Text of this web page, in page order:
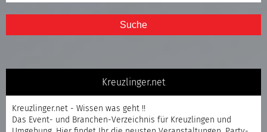
Suche
Kreuzlinger.net
Kreuzlinger.net - Wissen was geht !!
Das Event- und Branchen-Verzeichnis für Kreuzlingen und